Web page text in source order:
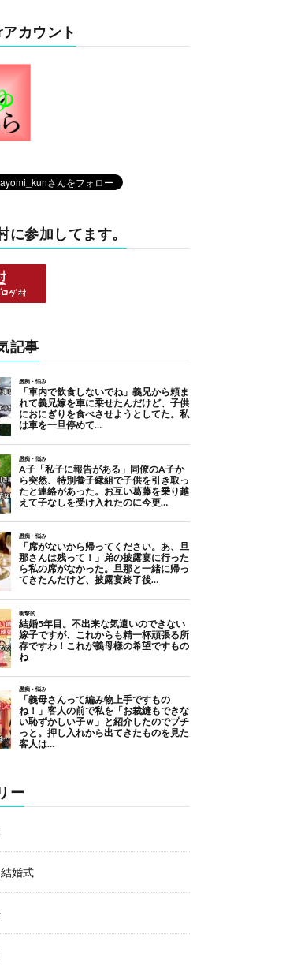
カウント
に参加してます。
記事
ー
婚式